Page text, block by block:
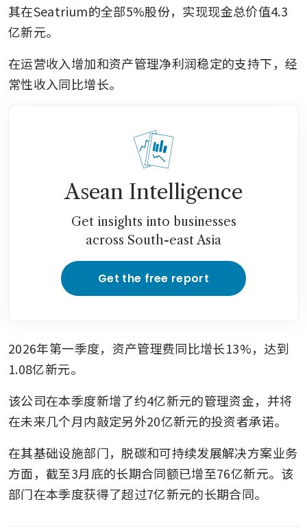
其在Seatrium的全部5%股份，实现现金总价值4.3
亿新元。
在运营收入增加和资产管理净利润稳定的支持下，经
常性收入同比增长。
Asean Intelligence
Get insights into businesses
across South-east Asia
Get the free report
2026年第一季度，资产管理费同比增长13%，达到
1.08亿新元。
该公司在本季度新增了约4亿新元的管理资金，并将
在未来几个月内敲定另外20亿新元的投资者承诺。
在其基础设施部门，脱碳和可持续发展解决方案业务
方面，截至3月底的长期合同额已增至76亿新元。该
部门在本季度获得了超过7亿新元的长期合同。